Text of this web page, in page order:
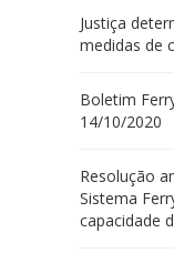
Justiça
medidas de
Boletim
14/10/2020
Resolução
Sistema
capacidade